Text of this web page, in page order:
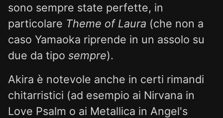
sono sempre state perfette, in
particolare Theme of Laura (che non a
caso Yamaoka riprende in un assolo su
due da tipo sempre).
Akira è notevole anche in certi rimandi
chitarristici (ad esempio ai Nirvana in
Love Psalm o ai Metallica in Angel's